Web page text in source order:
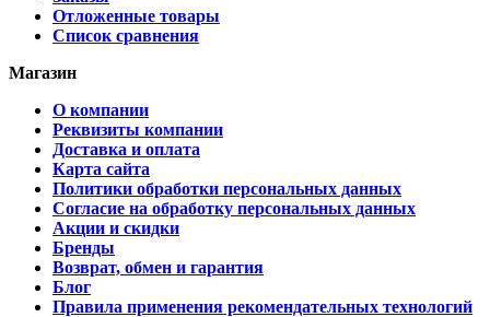
Отложенные товары
Список сравнения
Магазин
О компании
Реквизиты компании
Доставка и оплата
Карта сайта
Политики обработки персональных данных
Согласие на обработку персональных данных
Акции и скидки
Бренды
Возврат, обмен и гарантия
Блог
Правила применения рекомендательных технологий